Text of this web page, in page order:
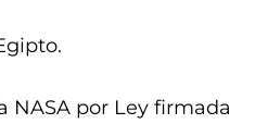
NASA por Ley firmada